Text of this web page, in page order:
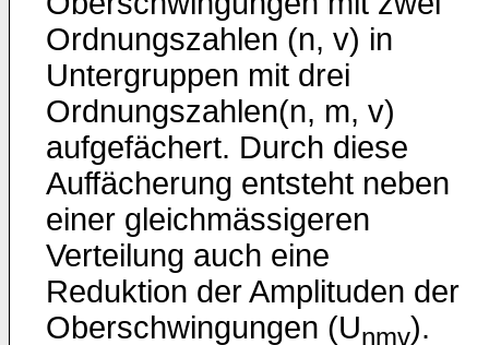
Ordnungszahlen (n, v) in
Untergruppen mit drei
Ordnungszahlen(n, m, v)
aufgefächert. Durch diese
Auffächerung entsteht neben
einer gleichmässigeren
Verteilung auch eine
Reduktion der Amplituden der
Oberschwingungen (Unmv).